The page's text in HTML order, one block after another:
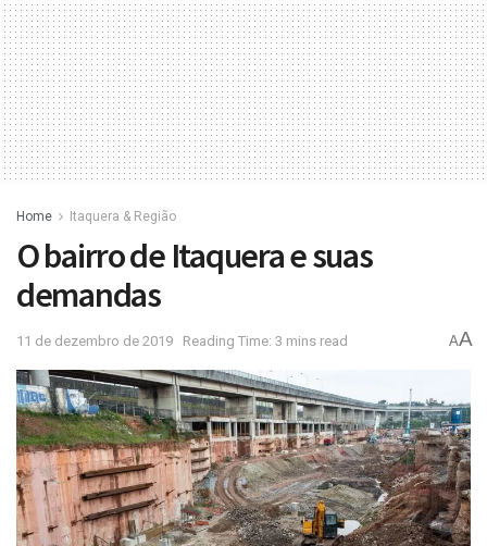
Home Itaquera & Região
O bairro de Itaquera e suas
demandas
11 de dezembro de 2019 Reading Time: 3 mins read AA